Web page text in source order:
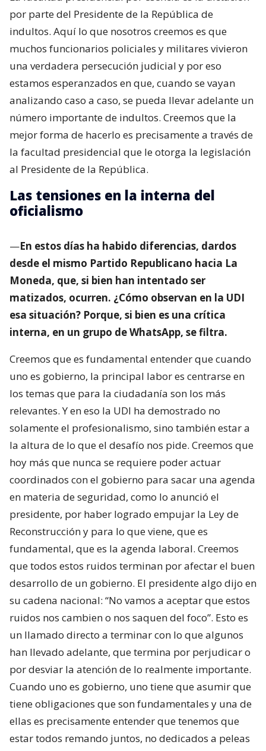
por parte del Presidente de la República de
indultos. Aquí lo que nosotros creemos es que
muchos funcionarios policiales y militares vivieron
una verdadera persecución judicial y por eso
estamos esperanzados en que, cuando se vayan
analizando caso a caso, se pueda llevar adelante un
número importante de indultos. Creemos que la
mejor forma de hacerlo es precisamente a través de
la facultad presidencial que le otorga la legislación
al Presidente de la República.
Las tensiones en la interna del
oficialismo
—En estos días ha habido diferencias, dardos
desde el mismo Partido Republicano hacia La
Moneda, que, si bien han intentado ser
matizados, ocurren. ¿Cómo observan en la UDI
esa situación? Porque, si bien es una crítica
interna, en un grupo de WhatsApp, se filtra.
Creemos que es fundamental entender que cuando
uno es gobierno, la principal labor es centrarse en
los temas que para la ciudadanía son los más
relevantes. Y en eso la UDI ha demostrado no
solamente el profesionalismo, sino también estar a
la altura de lo que el desafío nos pide. Creemos que
hoy más que nunca se requiere poder actuar
coordinados con el gobierno para sacar una agenda
en materia de seguridad, como lo anunció el
presidente, por haber logrado empujar la Ley de
Reconstrucción y para lo que viene, que es
fundamental, que es la agenda laboral. Creemos
que todos estos ruidos terminan por afectar el buen
desarrollo de un gobierno. El presidente algo dijo en
su cadena nacional: “No vamos a aceptar que estos
ruidos nos cambien o nos saquen del foco”. Esto es
un llamado directo a terminar con lo que algunos
han llevado adelante, que termina por perjudicar o
por desviar la atención de lo realmente importante.
Cuando uno es gobierno, uno tiene que asumir que
tiene obligaciones que son fundamentales y una de
ellas es precisamente entender que tenemos que
estar todos remando juntos, no dedicados a peleas